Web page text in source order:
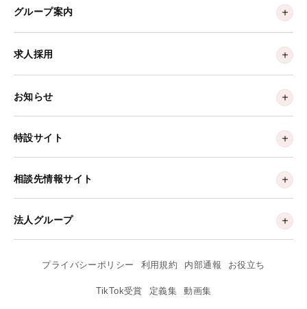
グループ案内
求人採用
お知らせ
特設サイト
相談先情報サイト
法人グループ
プライバシーポリシー 利用規約 内部通報 お役立ち
TikTok受賞 定義集 動画集